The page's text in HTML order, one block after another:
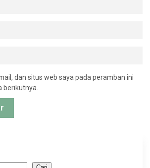
dan situs web saya pada peramban ini
berikutnya.